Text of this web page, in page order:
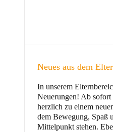
Kinder
Neues aus dem
In unserem
Neuerungen! Ab
herzlich zu einem
dem Bewegung, Spaß
Mittelpunkt stehen.